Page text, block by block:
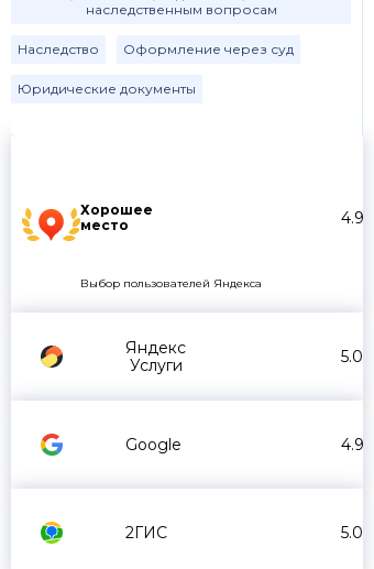
Хорошее
место
4.9
Выбор пользователей Яндекса
Яндекс
Услуги
5.0
Google 4.9
2ГИС 5.0
наследственным вопросам
Наследство Оформление через суд
Юридические документы